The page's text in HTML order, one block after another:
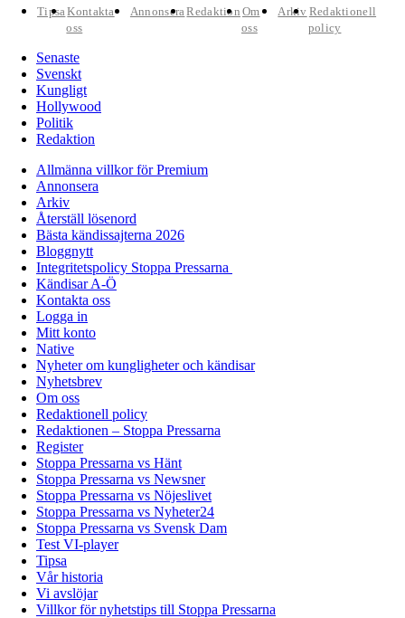
TipsaKontakta
oss
AnnonseraRedaktion Om
oss
Arkiv Redaktionell
policy
Senaste
Svenskt
Kungligt
Hollywood
Politik
Redaktion
Allmänna villkor för Premium
Annonsera
Arkiv
Återställ lösenord
Bästa kändissajterna 2026
Bloggnytt
Integritetspolicy Stoppa Pressarna
Kändisar A-Ö
Kontakta oss
Logga in
Mitt konto
Native
Nyheter om kungligheter och kändisar
Nyhetsbrev
Om oss
Redaktionell policy
Redaktionen – Stoppa Pressarna
Register
Stoppa Pressarna vs Hänt
Stoppa Pressarna vs Newsner
Stoppa Pressarna vs Nöjeslivet
Stoppa Pressarna vs Nyheter24
Stoppa Pressarna vs Svensk Dam
Test VI-player
Tipsa
Vår historia
Vi avslöjar
Villkor för nyhetstips till Stoppa Pressarna